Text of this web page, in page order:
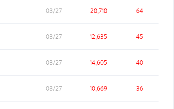
03/27 28,718 64
03/27 12,635 45
03/27 14,605 40
03/27 10,669 36